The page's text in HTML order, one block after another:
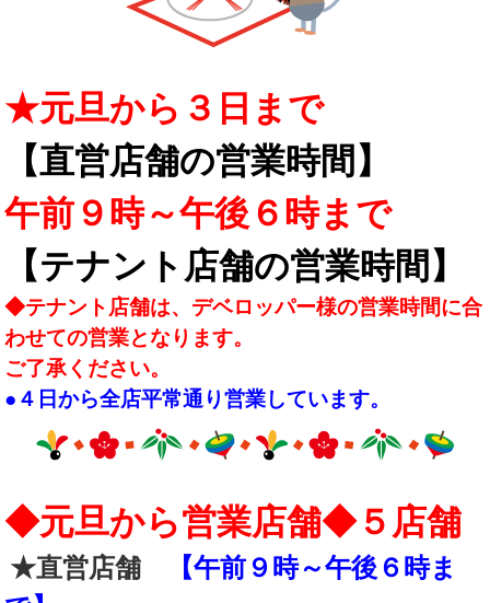
★元旦から３日まで
【直営店舗の営業時間】
午前９時～午後６時まで
【テナント店舗の営業時間】
◆テナント店舗は、デベロッパー様の営業時間に合
わせての営業となります。
ご了承ください。
●４日から全店平常通り営業しています。
◆元旦から営業店舗◆５店舗
★直営店舗
【午前９時～午後６時ま